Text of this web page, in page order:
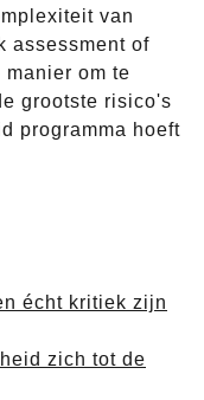
van
assessment of
om te
grootste risico's
programma hoeft
écht kritiek zijn
zich tot de